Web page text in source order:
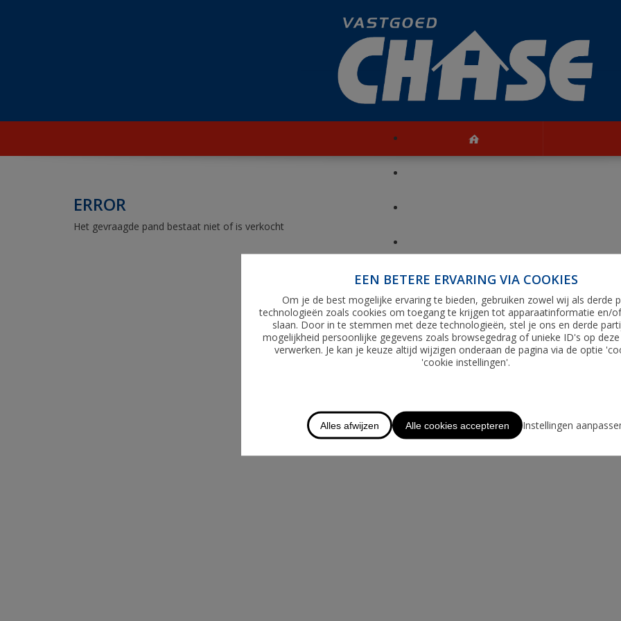
REFERENTIES
GRATIS WAARDEBEPALING
OVER CHASE
TE HUUR
ERROR
Het gevraagde pand bestaat niet of is verkocht
EEN BETERE ERVARING VIA COOKIES
Om je de best mogelijke ervaring te bieden, gebruiken zowel wij als derde
technologieën zoals cookies om toegang te krijgen tot apparaatinformatie en/
slaan. Door in te stemmen met deze technologieën, stel je ons en derde
mogelijkheid persoonlijke gegevens zoals browsegedrag of unieke ID's op
verwerken. Je kan je keuze altijd wijzigen onderaan de pagina via de optie
'cookie instellingen'.
Alles afwijzen Alle cookies accepteren Instellingen